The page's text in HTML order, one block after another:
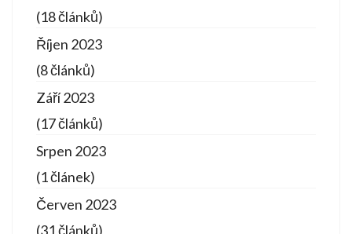
(18 článků)
Říjen 2023
(8 článků)
Září 2023
(17 článků)
Srpen 2023
(1 článek)
Červen 2023
(31 článků)